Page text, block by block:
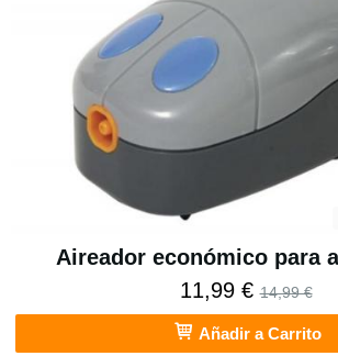
Aireador económico para
11,99 €14,99 €
Añadir a Carrito